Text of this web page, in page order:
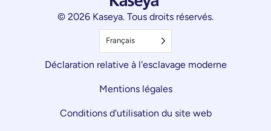
© 2026 Kaseya. Tous droits réservés.
Français
Déclaration relative à l'esclavage moderne
Mentions légales
Conditions d'utilisation du site web